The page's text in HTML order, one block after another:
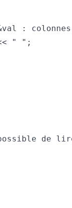
:
" ";
de